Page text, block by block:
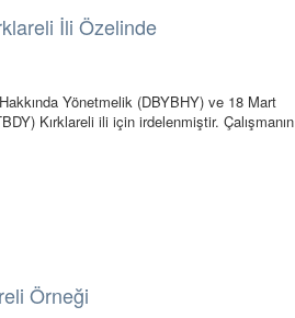
İli Özelinde
Yönetmelik (DBYBHY) ve 18 Mart
Kırklareli ili için irdelenmiştir. Çalışmanın
Örneği